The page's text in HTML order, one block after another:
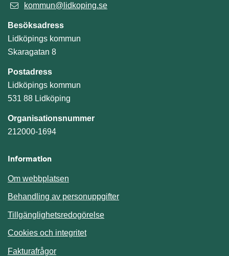
kommun@lidkoping.se
Besöksadress
Lidköpings kommun
Skaragatan 8
Postadress
Lidköpings kommun
531 88 Lidköping
Organisationsnummer
212000-1694
Information
Om webbplatsen
Behandling av personuppgifter
Tillgänglighetsredogörelse
Cookies och integritet
Fakturafrågor